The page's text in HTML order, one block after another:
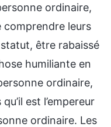
ordinaire,
comprendre leurs
être rabaissé
humiliante en
ordinaire,
est l’empereur
ordinaire. Les